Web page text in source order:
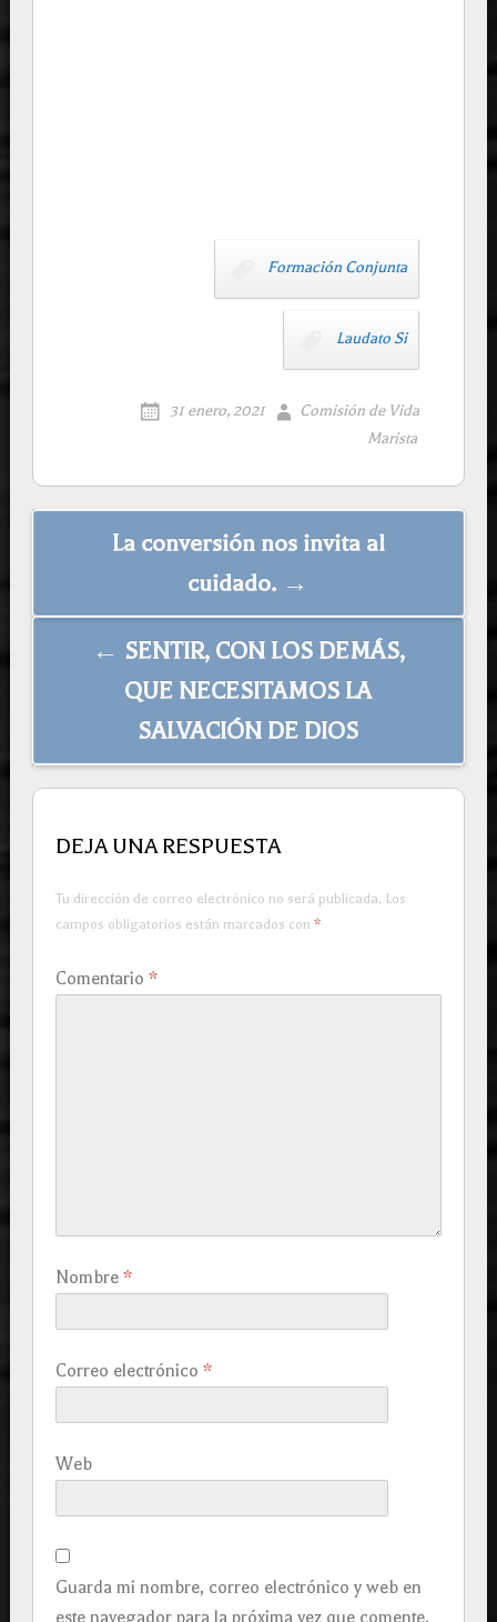
Formación Conjunta
Laudato Si
31 enero, 2021
Comisión de Vida
Marista
La conversión nos invita al
cuidado. →
← SENTIR, CON LOS DEMÁS,
QUE NECESITAMOS LA
SALVACIÓN DE DIOS
DEJA UNA RESPUESTA
Tu dirección de correo electrónico no será publicada. Los
campos obligatorios están marcados con *
Comentario *
Nombre *
Correo electrónico *
Web
Guarda mi nombre, correo electrónico y web en
este navegador para la próxima vez que comente.